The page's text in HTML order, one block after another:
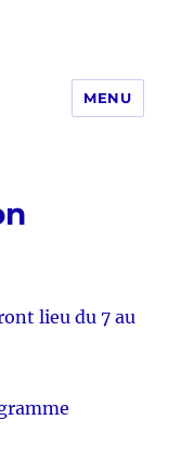
MENU
lieu du 7 au